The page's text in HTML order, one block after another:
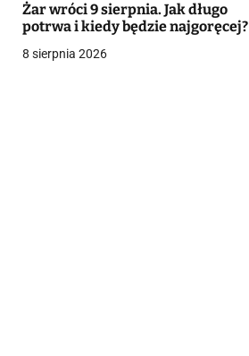
g
a
Żar wróci 9 sierpnia. Jak długo
potrwa i kiedy będzie najgoręcej?
8 sierpnia 2026